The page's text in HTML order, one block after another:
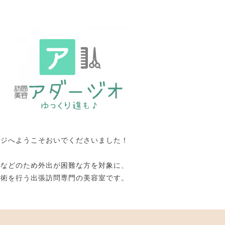
へようこそおいでくださいました！
どのため外出が困難な方を対象に、
を行う出張訪問専門の美容室です。